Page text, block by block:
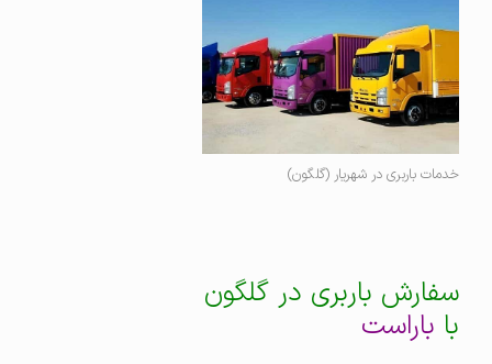
خدمات باربری در شهریار (گلگون)
سفارش باربری در گلگون
باراست